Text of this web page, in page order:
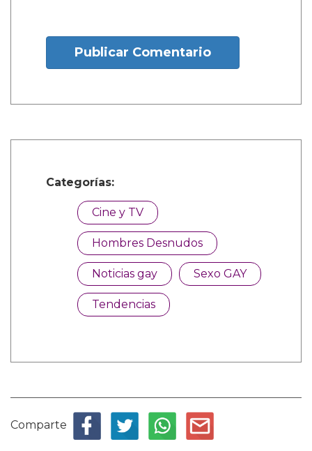
Publicar Comentario
Categorías:
Cine y TV
Hombres Desnudos
Noticias gay Sexo GAY
Tendencias
Comparte